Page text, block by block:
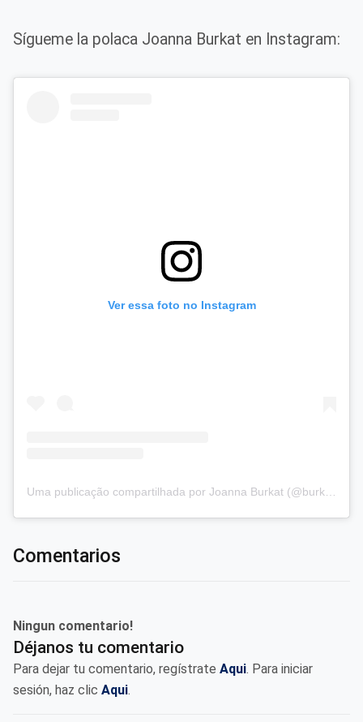
Sígueme la polaca Joanna Burkat en Instagram:
Ver essa foto no Instagram
Comentarios
Ningun comentario!
Déjanos tu comentario
Para dejar tu comentario, regístrate Aqui. Para iniciar
sesión, haz clic Aqui.